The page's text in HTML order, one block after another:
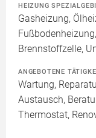
HEIZUNG
Gasheizung,
Brennstoffzelle,
ANGEBOTENE
Wartung,
Austausch,
Thermostat,